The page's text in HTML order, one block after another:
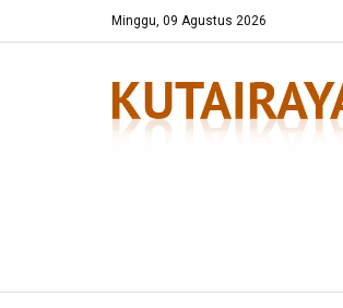
Minggu, 09 Agustus 2026